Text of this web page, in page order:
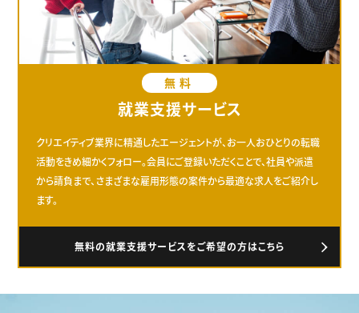
無料
就業支援サービス
クリエイティブ業界に精通したエージェントが、お一人おひとりの転職
活動をきめ細かくフォロー。会員にご登録いただくことで、社員や派遣
から請負まで、さまざまな雇用形態の案件から最適な求人をご紹介し
ます。
無料の就業支援サービスをご希望の方はこちら